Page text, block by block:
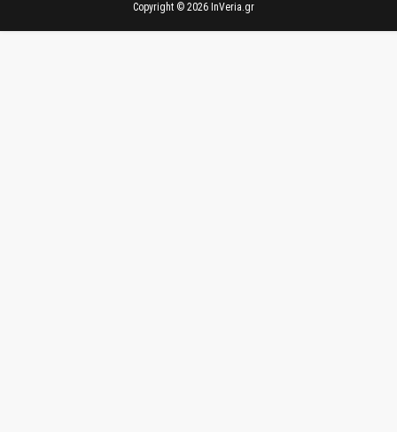
Copyright © 2026 InVeria.gr